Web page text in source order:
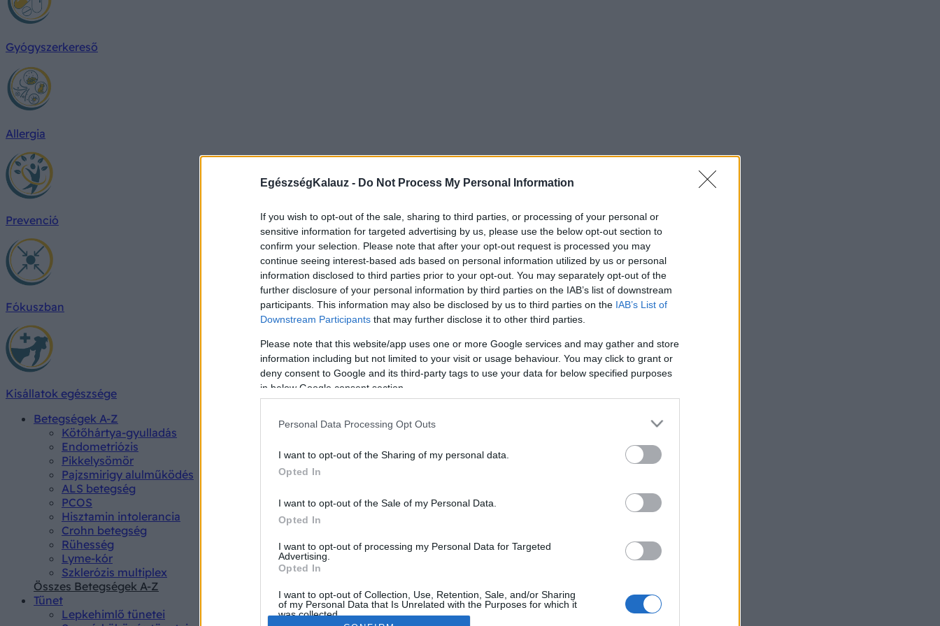
EgészségKalauz - Do Not Process My Personal Information
If you wish to opt-out of the sale, sharing to third parties, or processing of your personal or
sensitive information for targeted advertising by us, please use the below opt-out section to
confirm your selection. Please note that after your opt-out request is processed you may
continue seeing interest-based ads based on personal information utilized by us or personal
information disclosed to third parties prior to your opt-out. You may separately opt-out of the
further disclosure of your personal information by third parties on the IAB’s list of downstream
participants. This information may also be disclosed by us to third parties on the IAB’s List of
Downstream Participants that may further disclose it to other third parties.
Please note that this website/app uses one or more Google services and may gather and store
information including but not limited to your visit or usage behaviour. You may click to grant or
deny consent to Google and its third-party tags to use your data for below specified purposes
in below Google consent section.
Personal Data Processing Opt Outs
I want to opt-out of the Sharing of my personal data.
Opted In
I want to opt-out of the Sale of my Personal Data.
Opted In
I want to opt-out of processing my Personal Data for Targeted
Advertising.
Opted In
I want to opt-out of Collection, Use, Retention, Sale, and/or Sharing
of my Personal Data that Is Unrelated with the Purposes for which it
was collected.
Gyógyszerkereső
Allergia
Prevenció
Fókuszban
Kisállatok egészsége
Betegségek A-Z
Kötőhártya-gyulladás
Endometriózis
Pikkelysömör
Pajzsmirigy alulműködés
ALS betegség
PCOS
Hisztamin intolerancia
Crohn betegség
Rühesség
Lyme-kór
Szklerózis multiplex
Összes Betegségek A-Z
Tünet
Lepkehimlő tünetei